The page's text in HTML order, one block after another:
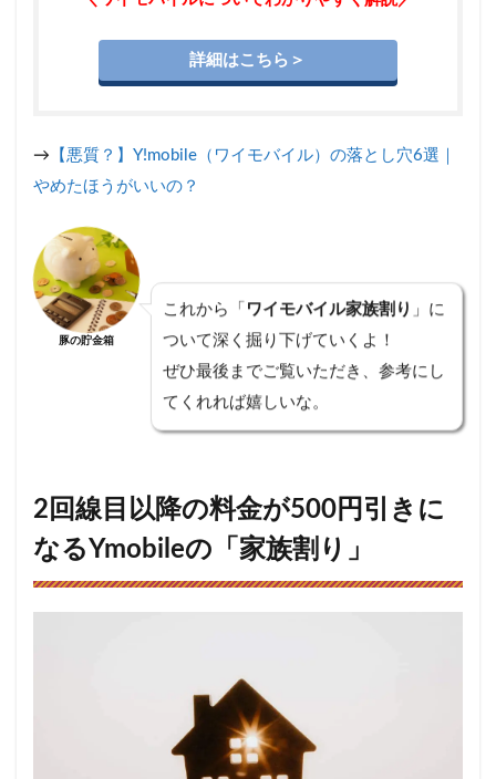
の家族
割は兼
3.5
Ymobile
でサブ
持つな
ら「シ
ェアプ
ラン」
がおす
すめ
Q&A
5
家
Ymobile
詳細はこちら＞
→ 【悪質？】Y!mobile（ワイモバイル）の落とし穴6選｜
やめたほうがいいの？
豚の貯金箱
これから「 ワイモバイル家族割り 」に
ついて深く掘り下げていくよ！
ぜひ最後までご覧いただき、参考にし
てくれれば嬉しいな。
2回線目以降の料金が500円引きに
なるYmobileの「家族割り」